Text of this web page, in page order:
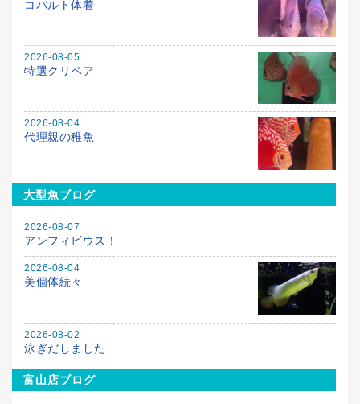
コバルト体着
2026-08-05
特選クリペア
2026-08-04
代理親の稚魚
大型魚ブログ
2026-08-07
アンフィビウス！
2026-08-04
美個体続々
2026-08-02
泳ぎだしました
富山店ブログ